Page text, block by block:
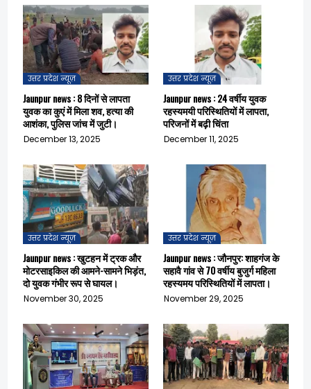
उत्तर प्रदेश न्यूज़
Jaunpur news : 8 दिनों से लापता
युवक का कुएं में मिला शव, हत्या की
आशंका, पुलिस जांच में जुटी।
December 13, 2025
उत्तर प्रदेश न्यूज़
Jaunpur news : 24 वर्षीय युवक
रहस्यमयी परिस्थितियों में लापता,
परिजनों में बढ़ी चिंता
December 11, 2025
उत्तर प्रदेश न्यूज़
Jaunpur news : खुटहन में ट्रक और
मोटरसाइकिल की आमने-सामने भिड़ंत,
दो युवक गंभीर रूप से घायल।
November 30, 2025
उत्तर प्रदेश न्यूज़
Jaunpur news : जौनपुर: शाहगंज के
सहावै गांव से 70 वर्षीय बुजुर्ग महिला
रहस्यमय परिस्थितियों में लापता।
November 29, 2025